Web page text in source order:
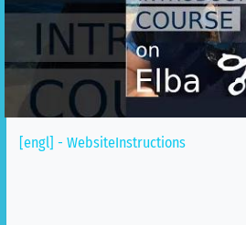
[engl] - WebsiteInstructions